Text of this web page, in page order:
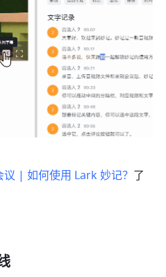
议 | 如何使用 Lark 妙记？ 了